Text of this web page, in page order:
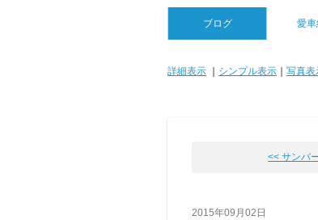
ブログ 愛
詳細表示 シンプル表示 写真表
<< サンバ
2015年09月02日